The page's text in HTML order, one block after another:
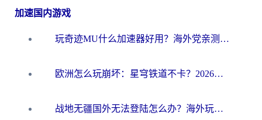
加速国内游戏
玩奇迹MU什么加速器好用？海外党亲测：这款加速器让你告别延迟卡顿！
欧洲怎么玩崩坏：星穹铁道不卡？2026海外玩家国服游戏加速器终极攻略
战地无疆国外无法登陆怎么办？海外玩家国服畅玩终极指南（附欧服魔兽EVE加速方案）